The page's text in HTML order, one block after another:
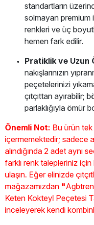
standartların
solmayan premium
renkleri ve üç
hemen fark edilir.
Pratiklik ve Uzun
nakışlarınızın
peçetelerinizi
çıtçıttan ayırabilir;
parlaklığıyla ömür
Önemli Not: Bu ürün
içermemektedir; sadece
alındığında 2 adet aynı
farklı renk talepleriniz
ulaşın. Eğer elinizde
mağazamızdan "
Keten Kokteyl Peçetesi
inceleyerek kendi